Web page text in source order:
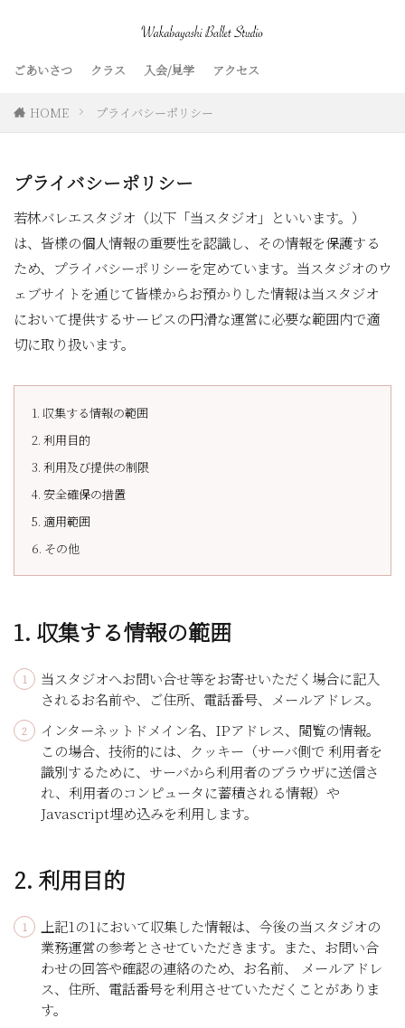
ごあいさつ クラス 入会/見学 アクセス
HOME プライバシーポリシー
プライバシーポリシー
若林バレエスタジオ（以下「当スタジオ」といいます。）
は、皆様の個人情報の重要性を認識し、その情報を保護する
ため、プライバシーポリシーを定めています。当スタジオのウ
ェブサイトを通じて皆様からお預かりした情報は当スタジオ
において提供するサービスの円滑な運営に必要な範囲内で適
切に取り扱います。
1. 収集する情報の範囲
2. 利用目的
3. 利用及び提供の制限
4. 安全確保の措置
5. 適用範囲
6. その他
1. 収集する情報の範囲
当スタジオへお問い合せ等をお寄せいただく場合に記入
されるお名前や、ご住所、電話番号、メールアドレス。
インターネットドメイン名、IPアドレス、閲覧の情報。
この場合、技術的には、クッキー（サーバ側で 利用者を
識別するために、サーバから利用者のブラウザに送信さ
れ、利用者のコンピュータに蓄積される情報）や
Javascript埋め込みを利用します。
2. 利用目的
上記1の1において収集した情報は、今後の当スタジオの
業務運営の参考とさせていただきます。また、お問い合
わせの回答や確認の連絡のため、お名前、 メールアドレ
ス、住所、電話番号を利用させていただくことがありま
す。